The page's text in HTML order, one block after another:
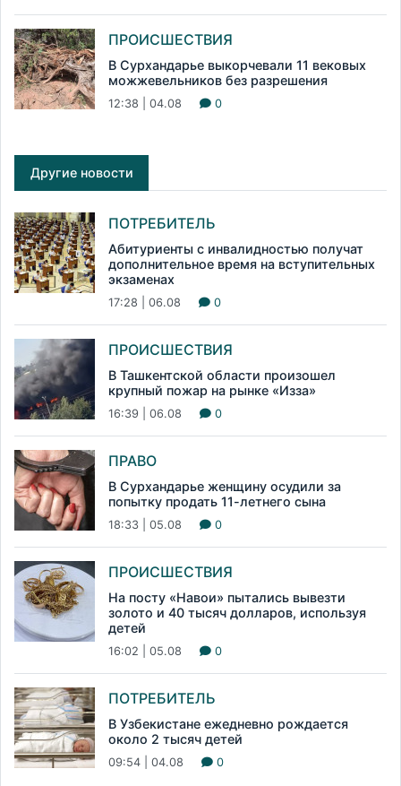
ПРОИСШЕСТВИЯ
В Сурхандарье выкорчевали 11 вековых
можжевельников без разрешения
12:38 | 04.08 0
Другие новости
ПОТРЕБИТЕЛЬ
Абитуриенты с инвалидностью получат
дополнительное время на вступительных
экзаменах
17:28 | 06.08 0
ПРОИСШЕСТВИЯ
В Ташкентской области произошел
крупный пожар на рынке «Изза»
16:39 | 06.08 0
ПРАВО
В Сурхандарье женщину осудили за
попытку продать 11-летнего сына
18:33 | 05.08 0
ПРОИСШЕСТВИЯ
На посту «Навои» пытались вывезти
золото и 40 тысяч долларов, используя
детей
16:02 | 05.08 0
ПОТРЕБИТЕЛЬ
В Узбекистане ежедневно рождается
около 2 тысяч детей
09:54 | 04.08 0